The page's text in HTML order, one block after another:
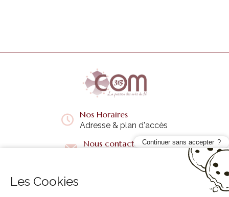
Nos Horaires
Adresse & plan d'accès
Nous contacter Continuer sans accepter
Les Cookies